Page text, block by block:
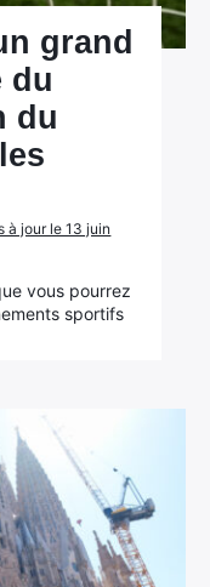
grand
du
du
à jour le 13 juin
vous pourrez
sportifs